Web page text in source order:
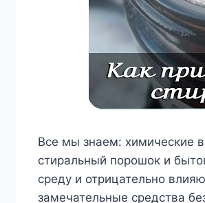
Все мы знаем: химические
стиральный порошок и
среду и отрицательно
замечательные средства